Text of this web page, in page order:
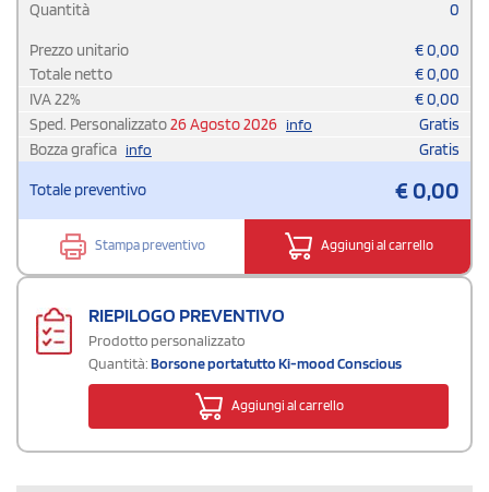
Quantità 0
Prezzo unitario €0,00
Totale netto
€0,00
IVA22% €0,00
Sped. Personalizzato26 Agosto 2026 info
Gratis
Bozza grafica info Gratis
Totale preventivo €0,00
Stampa preventivo Aggiungi al carrello
RIEPILOGO PREVENTIVO
Prodotto personalizzato
Quantità:Borsone portatutto Ki-mood Conscious
Aggiungi al carrello